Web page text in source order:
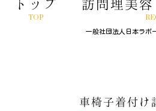
トップ
TOP
訪問理美
一般社団法人日本ラポ
車椅子着付